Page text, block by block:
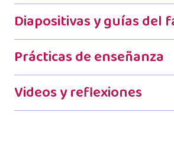
Diapositivas y guías del
Prácticas de enseñanza
Videos y reflexiones